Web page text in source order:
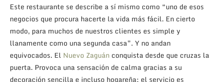
Este restaurante se describe a sí mismo como “uno de esos
negocios que procura hacerte la vida más fácil. En cierto
modo, para muchos de nuestros clientes es simple y
llanamente como una segunda casa”. Y no andan
equivocados. El Nuevo Zaguán conquista desde que cruzas la
puerta. Provoca una sensación de calma gracias a su
decoración sencilla e incluso hogareña; el servicio es